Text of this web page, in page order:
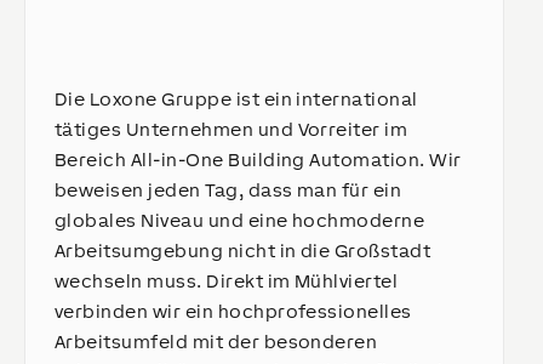
Die Loxone Gruppe ist ein international
tätiges Unternehmen und Vorreiter im
Bereich All-in-One Building Automation. Wir
beweisen jeden Tag, dass man für ein
globales Niveau und eine hochmoderne
Arbeitsumgebung nicht in die Großstadt
wechseln muss. Direkt im Mühlviertel
verbinden wir ein hochprofessionelles
Arbeitsumfeld mit der besonderen